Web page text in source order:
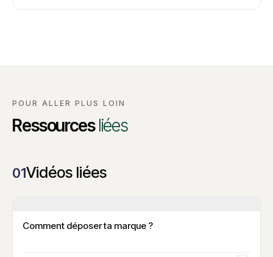
POUR ALLER PLUS LOIN
Ressourcesliées
01Vidéos liées
Comment déposer ta marque ?